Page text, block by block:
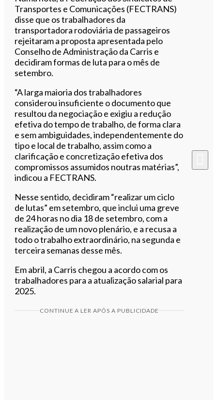
Transportes e Comunicações (FECTRANS)
disse que os trabalhadores da
transportadora rodoviária de passageiros
rejeitaram a proposta apresentada pelo
Conselho de Administração da Carris e
decidiram formas de luta para o mês de
setembro.
“A larga maioria dos trabalhadores
considerou insuficiente o documento que
resultou da negociação e exigiu a redução
efetiva do tempo de trabalho, de forma clara
e sem ambiguidades, independentemente do
tipo e local de trabalho, assim como a
clarificação e concretização efetiva dos
compromissos assumidos noutras matérias”,
indicou a FECTRANS.
Nesse sentido, decidiram “realizar um ciclo
de lutas” em setembro, que inclui uma greve
de 24 horas no dia 18 de setembro, com a
realização de um novo plenário, e a recusa a
todo o trabalho extraordinário, na segunda e
terceira semanas desse mês.
Em abril, a Carris chegou a acordo com os
trabalhadores para a atualização salarial para
2025.
CONTINUE A LER APÓS A PUBLICIDADE